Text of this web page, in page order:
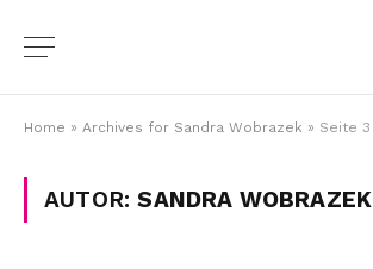
Home » Archives for Sandra Wobrazek » Seite 3
AUTOR:SANDRA WOBRAZEK